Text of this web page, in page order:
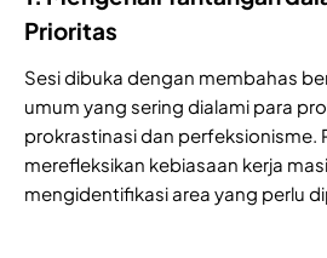
Prioritas
Sesi dibuka dengan membahas
umum yang sering dialami para
prokrastinasi dan perfeksionisme.
merefleksikan kebiasaan kerja
mengidentifikasi area yang perlu